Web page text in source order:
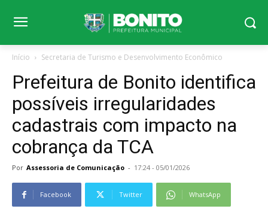
Início Secretaria de Turismo e Desenvolvimento Econômico
Prefeitura de Bonito identifica
possíveis irregularidades
cadastrais com impacto na
cobrança da TCA
Por Assessoria de Comunicação - 17:24 - 05/01/2026
Facebook Twitter WhatsApp